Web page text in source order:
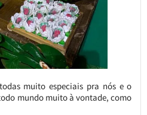
muito especiais pra nós e o
mundo muito à vontade, como